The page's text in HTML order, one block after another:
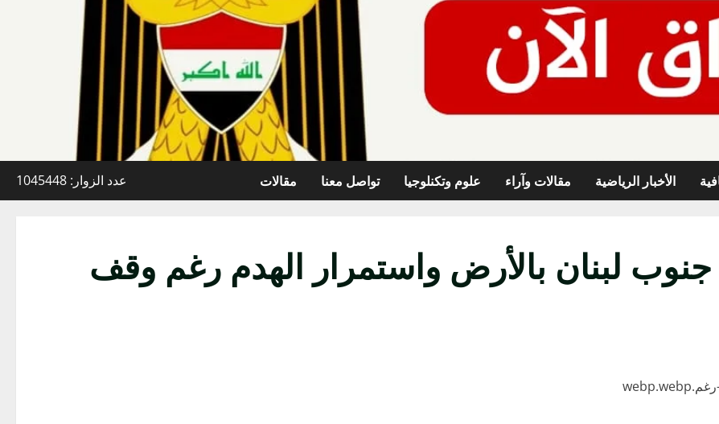
الأخبار الرياضية مقالات وآراء علوم وتكنلوجيا تواصل معنا مقالات عدد الزوار: 1045448
لبنان بالأرض واستمرار الهدم رغم وقف